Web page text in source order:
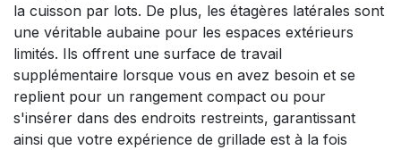
la cuisson par lots. De plus, les étagères latérales sont
une véritable aubaine pour les espaces extérieurs
limités. Ils offrent une surface de travail
supplémentaire lorsque vous en avez besoin et se
replient pour un rangement compact ou pour
s'insérer dans des endroits restreints, garantissant
ainsi que votre expérience de grillade est à la fois